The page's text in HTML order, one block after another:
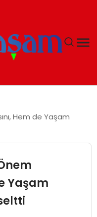
Hem de Yaşam
Yaşam